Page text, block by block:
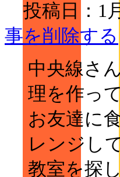
投稿日：1
事を削除する
中央線さ
理を作っ
お友達に
レンジし
教室を探